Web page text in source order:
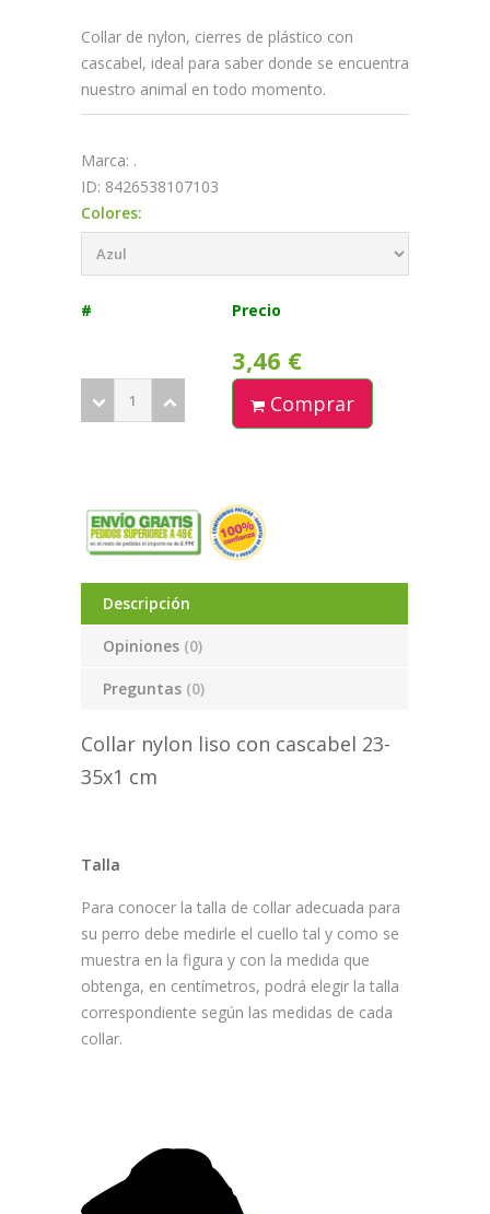
Collar de nylon, cierres de plástico con
cascabel, ideal para saber donde se encuentra
nuestro animal en todo momento.
Marca: .
ID: 8426538107103
Colores:
# Precio
3,46 €
Comprar
Descripción
Opiniones (0)
Preguntas (0)
Collar nylon liso con cascabel 23-
35x1 cm
Talla
Para conocer la talla de collar adecuada para
su perro debe medirle el cuello tal y como se
muestra en la figura y con la medida que
obtenga, en centímetros, podrá elegir la talla
correspondiente según las medidas de cada
collar.